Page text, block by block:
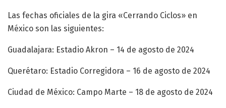
Las fechas oficiales de la gira «Cerrando Ciclos» en
México son las siguientes:
Guadalajara: Estadio Akron – 14 de agosto de 2024
Querétaro: Estadio Corregidora – 16 de agosto de 2024
Ciudad de México: Campo Marte – 18 de agosto de 2024